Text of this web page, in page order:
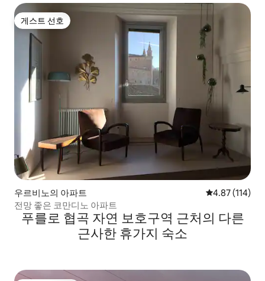
게스트 선호
게스트 선호
우르비노의 아파트 평점 4.87점(5
4.87 (114)
전망 좋은 코만디노 아파트
푸를로 협곡 자연 보호구역 근처의 다른
근사한 휴가지 숙소